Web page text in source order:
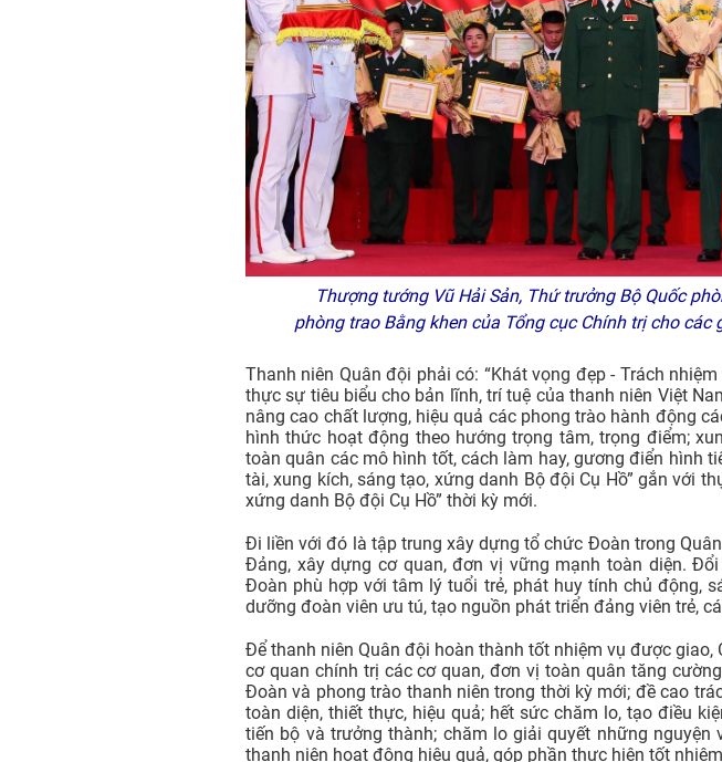
Thượng tướng Vũ Hải Sản, Thứ trưởng Bộ Quốc
phòng trao Bằng khen của Tổng cục Chính trị cho
Thanh niên Quân đội phải có: “Khát vọng đẹp - Trách
thực sự tiêu biểu cho bản lĩnh, trí tuệ của thanh niên Việt
nâng cao chất lượng, hiệu quả các phong trào hành động
hình thức hoạt động theo hướng trọng tâm, trọng điểm;
toàn quân các mô hình tốt, cách làm hay, gương điển hình
tài, xung kích, sáng tạo, xứng danh Bộ đội Cụ Hồ” gắn với
xứng danh Bộ đội Cụ Hồ” thời kỳ mới.
Đi liền với đó là tập trung xây dựng tổ chức Đoàn trong
Đảng, xây dựng cơ quan, đơn vị vững mạnh toàn diện.
Đoàn phù hợp với tâm lý tuổi trẻ, phát huy tính chủ động,
dưỡng đoàn viên ưu tú, tạo nguồn phát triển đảng viên trẻ,
Để thanh niên Quân đội hoàn thành tốt nhiệm vụ được
cơ quan chính trị các cơ quan, đơn vị toàn quân tăng
Đoàn và phong trào thanh niên trong thời kỳ mới; đề cao
toàn diện, thiết thực, hiệu quả; hết sức chăm lo, tạo điều
tiến bộ và trưởng thành; chăm lo giải quyết những
thanh niên hoạt động hiệu quả, góp phần thực hiện tốt